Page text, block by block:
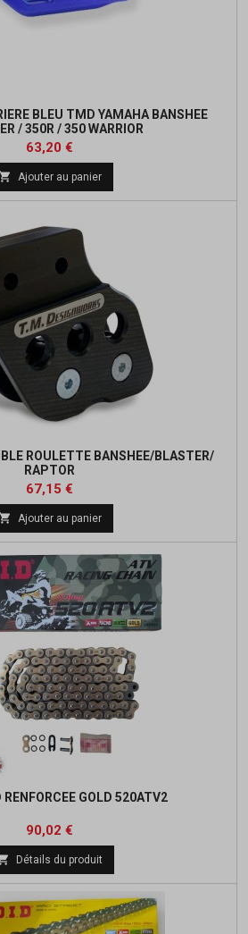
BLEU TMD YAMAHA BANSHEE
/ 350R / 350 WARRIOR
Prix
63,20 €
base
Ajouter au panier
ROULETTE BANSHEE/BLASTER/
RAPTOR
Prix
67,15 €
base
Ajouter au panier
RENFORCEE GOLD 520ATV2
Prix
90,02 €
base
Détails du produit